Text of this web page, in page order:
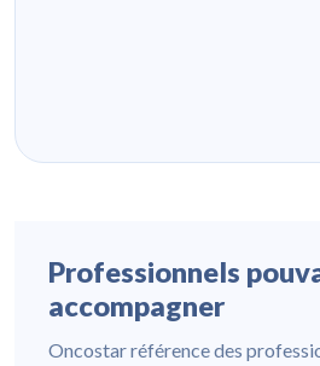
Professionnels
accompagner
Oncostar référence des